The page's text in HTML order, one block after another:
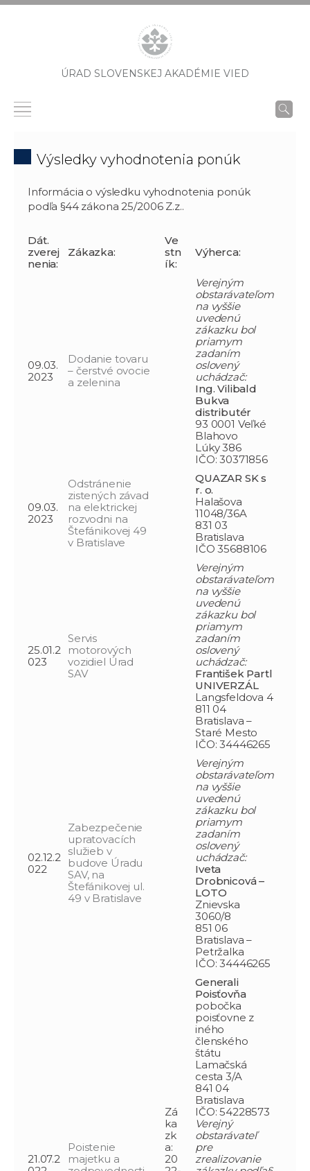
ÚRAD SLOVENSKEJ AKADÉMIE VIED
Výsledky vyhodnotenia ponúk
Informácia o výsledku vyhodnotenia ponúk
podľa §44 zákona 25/2006 Z.z..
Dát.
zverej
nenia:
Zákazka:
Ve
stn
ík:
Výherca:
09.03.
2023
Dodanie tovaru
– čerstvé ovocie
a zelenina
Verejným
obstarávateľom
na vyššie
uvedenú
zákazku bol
priamym
zadaním
oslovený
uchádzač:
Ing. Vilibald
Bukva
distributér
93 0001 Veľké
Blahovo
Lúky 386
IČO: 30371856
09.03.
2023
Odstránenie
zistených závad
na elektrickej
rozvodni na
Štefánikovej 49
v Bratislave
QUAZAR SK s
r. o.
Halašova
11048/36A
831 03
Bratislava
IČO 35688106
25.01.2
023
Servis
motorových
vozidiel Úrad
SAV
Verejným
obstarávateľom
na vyššie
uvedenú
zákazku bol
priamym
zadaním
oslovený
uchádzač:
František Partl
UNIVERZÁL
Langsfeldova 4
811 04
Bratislava –
Staré Mesto
IČO: 34446265
02.12.2
022
Zabezpečenie
upratovacích
služieb v
budove Úradu
SAV, na
Štefánikovej ul.
49 v Bratislave
Verejným
obstarávateľom
na vyššie
uvedenú
zákazku bol
priamym
zadaním
oslovený
uchádzač:
Iveta
Drobnicová –
LOTO
Znievska
3060/8
851 06
Bratislava –
Petržalka
IČO: 34446265
21.07.2
Poistenie
majetku a
Zá
ka
zk
a:
20
Generali
Poisťovňa
pobočka
poisťovne z
iného
členského
štátu
Lamačská
cesta 3/A
841 04
Bratislava
IČO: 54228573
Verejný
obstarávateľ
pre
zrealizovanie